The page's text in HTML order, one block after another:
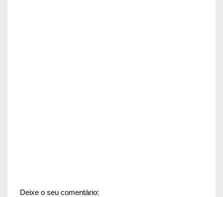
Deixe o seu comentário: